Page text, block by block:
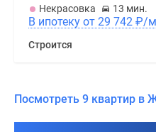
Некрасовка
13 мин.
В ипотеку от 29 742 ₽/
Строится
Посмотреть 9 квартир в